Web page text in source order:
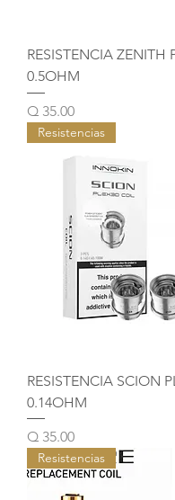
RESISTENCIA ZENITH
0.5OHM
Precio
Q 35.00
Resistencias
RESISTENCIA SCION
0.14OHM
Precio
Q 35.00
Resistencias